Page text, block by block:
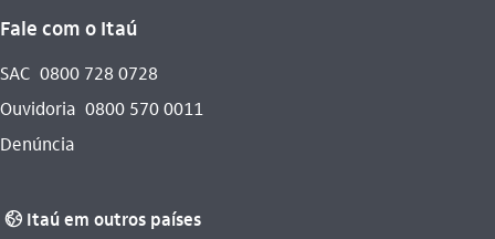
Fale com o Itaú
SAC 0800 728 0728
Ouvidoria 0800 570 0011
Denúncia
globo_outline Itaú em outros países